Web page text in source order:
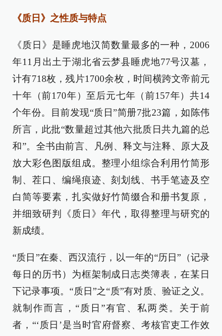
《质日》之性质与特点
《质日》是睡虎地汉简数量最多的一种，2006
年11月出土于湖北省云梦县睡虎地77号汉墓，
计有718枚，残片1700余枚，时间横跨文帝前元
十年（前170年）至后元七年（前157年）共14
个年份。目前发现“质日”简册7批23篇，如陈伟
所言，此批“数量超过其他六批质日共九篇的总
和”。全书由前言、凡例、释文与注释、原大及
放大彩色图版组成。整理小组综合利用竹简形
制、茬口、编绳痕迹、刻划线、书手笔迹及空
白简等要素，扎实做好竹简缀合和册书复原，
并细致研判《质日》年代，取得整理与研究的
新成绩。
“质日”在秦、西汉流行，以一年的“历日”（记录
每日的历书）为框架制成日志类簿表，在某日
下记录事项。“质日”之“质”有对质、验证之义。
就制作而言，“质日”有官、私两类。关于前
者，“‘质日’是当时官府督察、考核官吏工作效